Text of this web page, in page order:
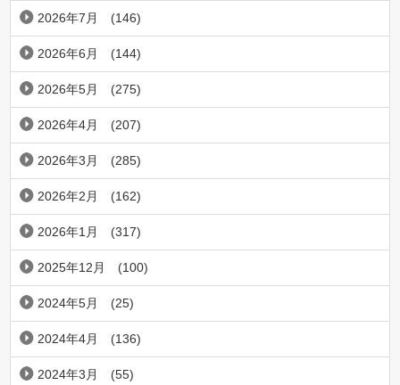
2026年7月 (146)
2026年6月 (144)
2026年5月 (275)
2026年4月 (207)
2026年3月 (285)
2026年2月 (162)
2026年1月 (317)
2025年12月 (100)
2024年5月 (25)
2024年4月 (136)
2024年3月 (55)